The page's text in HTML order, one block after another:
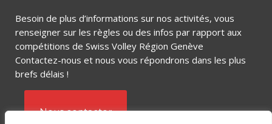
Besoin de plus d’informations sur nos activités, vous
renseigner sur les règles ou des infos par rapport aux
compétitions de Swiss Volley Région Genève
Contactez-nous et nous vous répondrons dans les plus
brefs délais !
Nous contacter